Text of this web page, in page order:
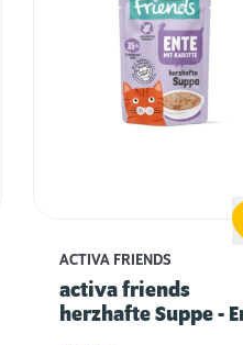
ACTIVA FRIENDS
activa friends
herzhafte Suppe -